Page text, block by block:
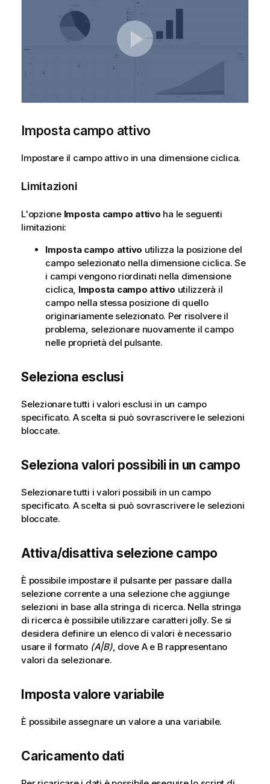
Imposta campo attivo
Impostare il campo attivo in una dimensione ciclica.
Limitazioni
L'opzione Imposta campo attivo ha le seguenti
limitazioni:
Imposta campo attivo utilizza la posizione del
campo selezionato nella dimensione ciclica. Se
i campi vengono riordinati nella dimensione
ciclica, Imposta campo attivo utilizzerà il
campo nella stessa posizione di quello
originariamente selezionato. Per risolvere il
problema, selezionare nuovamente il campo
nelle proprietà del pulsante.
Seleziona esclusi
Selezionare tutti i valori esclusi in un campo
specificato. A scelta si può sovrascrivere le selezioni
bloccate.
Seleziona valori possibili in un campo
Selezionare tutti i valori possibili in un campo
specificato. A scelta si può sovrascrivere le selezioni
bloccate.
Attiva/disattiva selezione campo
È possibile impostare il pulsante per passare dalla
selezione corrente a una selezione che aggiunge
selezioni in base alla stringa di ricerca. Nella stringa
di ricerca è possibile utilizzare caratteri jolly. Se si
desidera definire un elenco di valori è necessario
usare il formato (A|B), dove A e B rappresentano
valori da selezionare.
Imposta valore variabile
È possibile assegnare un valore a una variabile.
Caricamento dati